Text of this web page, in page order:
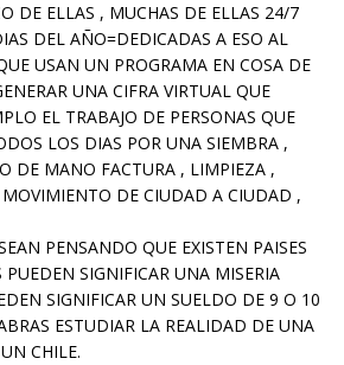
DE ELLAS , MUCHAS DE ELLAS 24/7
DEL AÑO=DEDICADAS A ESO AL
USAN UN PROGRAMA EN COSA DE
UNA CIFRA VIRTUAL QUE
EL TRABAJO DE PERSONAS QUE
LOS DIAS POR UNA SIEMBRA ,
DE MANO FACTURA , LIMPIEZA ,
MOVIMIENTO DE CIUDAD A CIUDAD ,
PENSANDO QUE EXISTEN PAISES
SIGNIFICAR UNA MISERIA
SIGNIFICAR UN SUELDO DE 9 O 10
ESTUDIAR LA REALIDAD DE UNA
CHILE.